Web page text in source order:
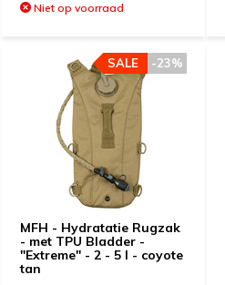
Niet op voorraad
MFH - Hydratatie Rugzak
- met TPU Bladder -
"Extreme" - 2 - 5 l - coyote
tan
-23%
SALE